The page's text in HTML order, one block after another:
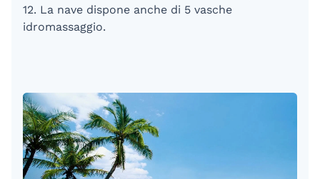
12. La nave dispone anche di 5 vasche
idromassaggio.